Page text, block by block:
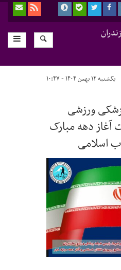
یکشنبه ۱۲ بهمن ۱۴۰۴ - ۱۰:۴۷
ورزشی
آغاز دهه مبارک
اسلامی